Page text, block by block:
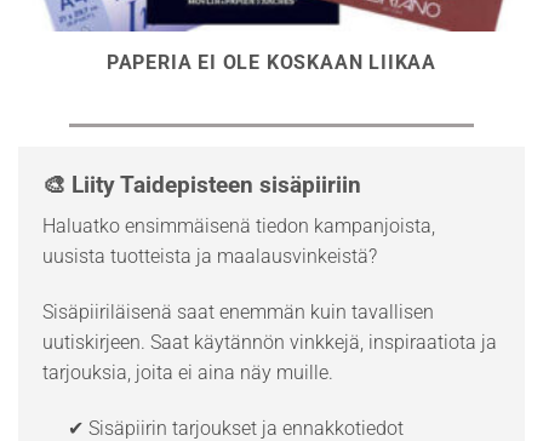
PAPERIA EI OLE KOSKAAN LIIKAA
🎨 Liity Taidepisteen sisäpiiriin
Haluatko ensimmäisenä tiedon kampanjoista,
uusista tuotteista ja maalausvinkeistä?
Sisäpiiriläisenä saat enemmän kuin tavallisen
uutiskirjeen. Saat käytännön vinkkejä, inspiraatiota ja
tarjouksia, joita ei aina näy muille.
✔ Sisäpiirin tarjoukset ja ennakkotiedot